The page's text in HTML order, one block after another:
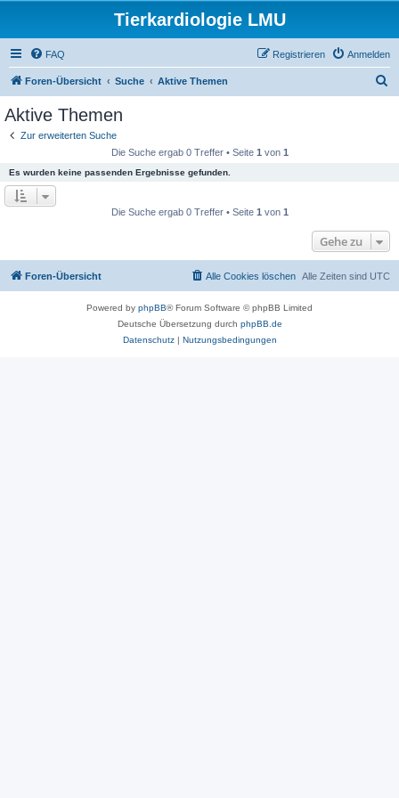
Tierkardiologie LMU
FAQ Anmelden
Registrieren
Foren-Übersicht Suche Aktive Themen
Aktive Themen
Zur erweiterten Suche
Die Suche ergab 0 Treffer • Seite 1 von 1
Es wurden keine passenden Ergebnisse gefunden.
Die Suche ergab 0 Treffer • Seite 1 von 1
Gehe zu
Foren-Übersicht Alle Zeiten sind UTC
Alle Cookies löschen
Powered by phpBB® Forum Software © phpBB Limited
Deutsche Übersetzung durch phpBB.de
Datenschutz| Nutzungsbedingungen